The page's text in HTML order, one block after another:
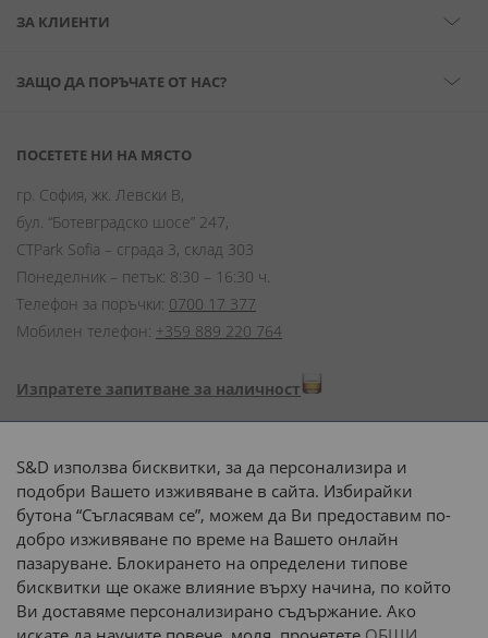
ЗА КЛИЕНТИ
ЗАЩО ДА ПОРЪЧАТЕ ОТ НАС?
ПОСЕТЕТЕ НИ НА МЯСТО
гр. София, жк. Левски В,
бул. “Ботевградско шосе” 247,
CTPark Sofia – сграда 3, склад 303
Понеделник – петък: 8:30 – 16:30 ч.
Телефон за поръчки: 0700 17 377
Мобилен телефон: +359 889 220 764
Изпратете запитване за наличност
Начини на плащане:
Доставка до адрес с:
или
наш транспорт
S&D използва бисквитки, за да персонализира и
подобри Вашето изживяване в сайта. Избирайки
бутона “Съгласявам се”, можем да Ви предоставим по-
добро изживяване по време на Вашето онлайн
пазаруване. Блокирането на определени типове
бисквитки ще окаже влияние върху начина, по който
Ви доставяме персонализирано съдържание. Ако